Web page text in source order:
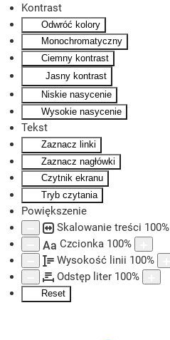
Kontrast
Odwróć kolory
Monochromatyczny
Ciemny kontrast
Jasny kontrast
Niskie nasycenie
Wysokie nasycenie
Tekst
Zaznacz linki
Zaznacz nagłówki
Czytnik ekranu
Tryb czytania
Powiększenie
Skalowanie treści 100%
Aa Czcionka 100%
Wysokość linii 100%
Odstęp liter 100%
Reset
Skip to main content